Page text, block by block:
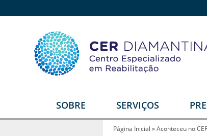
SOBRE SERVIÇOS
Reabilitação Física
Página Inicial »Aconteceu no